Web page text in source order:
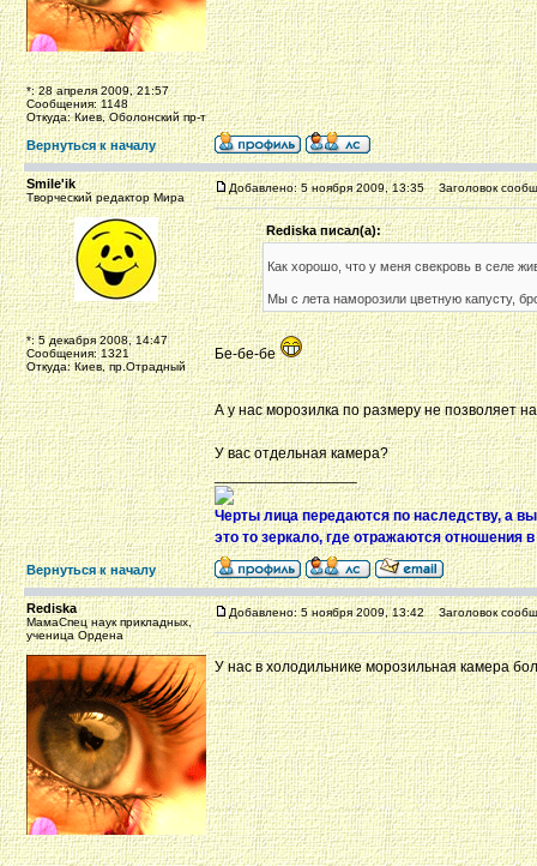
*: 28 апреля 2009, 21:57
Сообщения: 1148
Откуда: Киев, Оболонский пр-т
Вернуться к началу
Smile'ik
Творческий редактор Мира
*: 5 декабря 2008, 14:47
Сообщения: 1321
Откуда: Киев, пр.Отрадный
Добавлено: 5 ноября 2009, 13:35 Заголовок
Rediska писал(а):
Как хорошо, что у меня свекровь в селе
Мы с лета наморозили цветную капусту,
Бе-бе-бе
А у нас морозилка по размеру не позволяет
У вас отдельная камера?
_________________
Черты лица передаются по наследству, а
это то зеркало, где отражаются отношения
Вернуться к началу
Rediska
МамаСпец наук прикладных,
ученица Ордена
Добавлено: 5 ноября 2009, 13:42 Заголовок
У нас в холодильнике морозильная камера